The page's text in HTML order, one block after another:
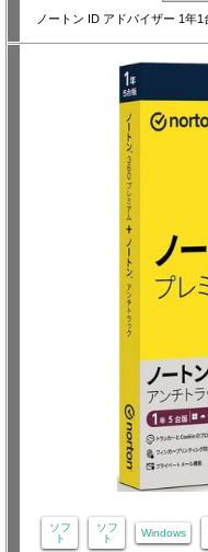
ノートン ID アドバイザー 1年1
ソフ
ト
ソフ
ト
Windows